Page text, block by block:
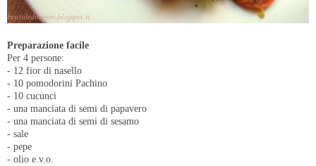
Preparazione facile
Per 4 persone:
- 12 fior di nasello
- 10 pomodorini Pachino
- 10 cucunci
- una manciata di semi di papavero
- una manciata di semi di sesamo
- sale
- pepe
- olio e.v.o.